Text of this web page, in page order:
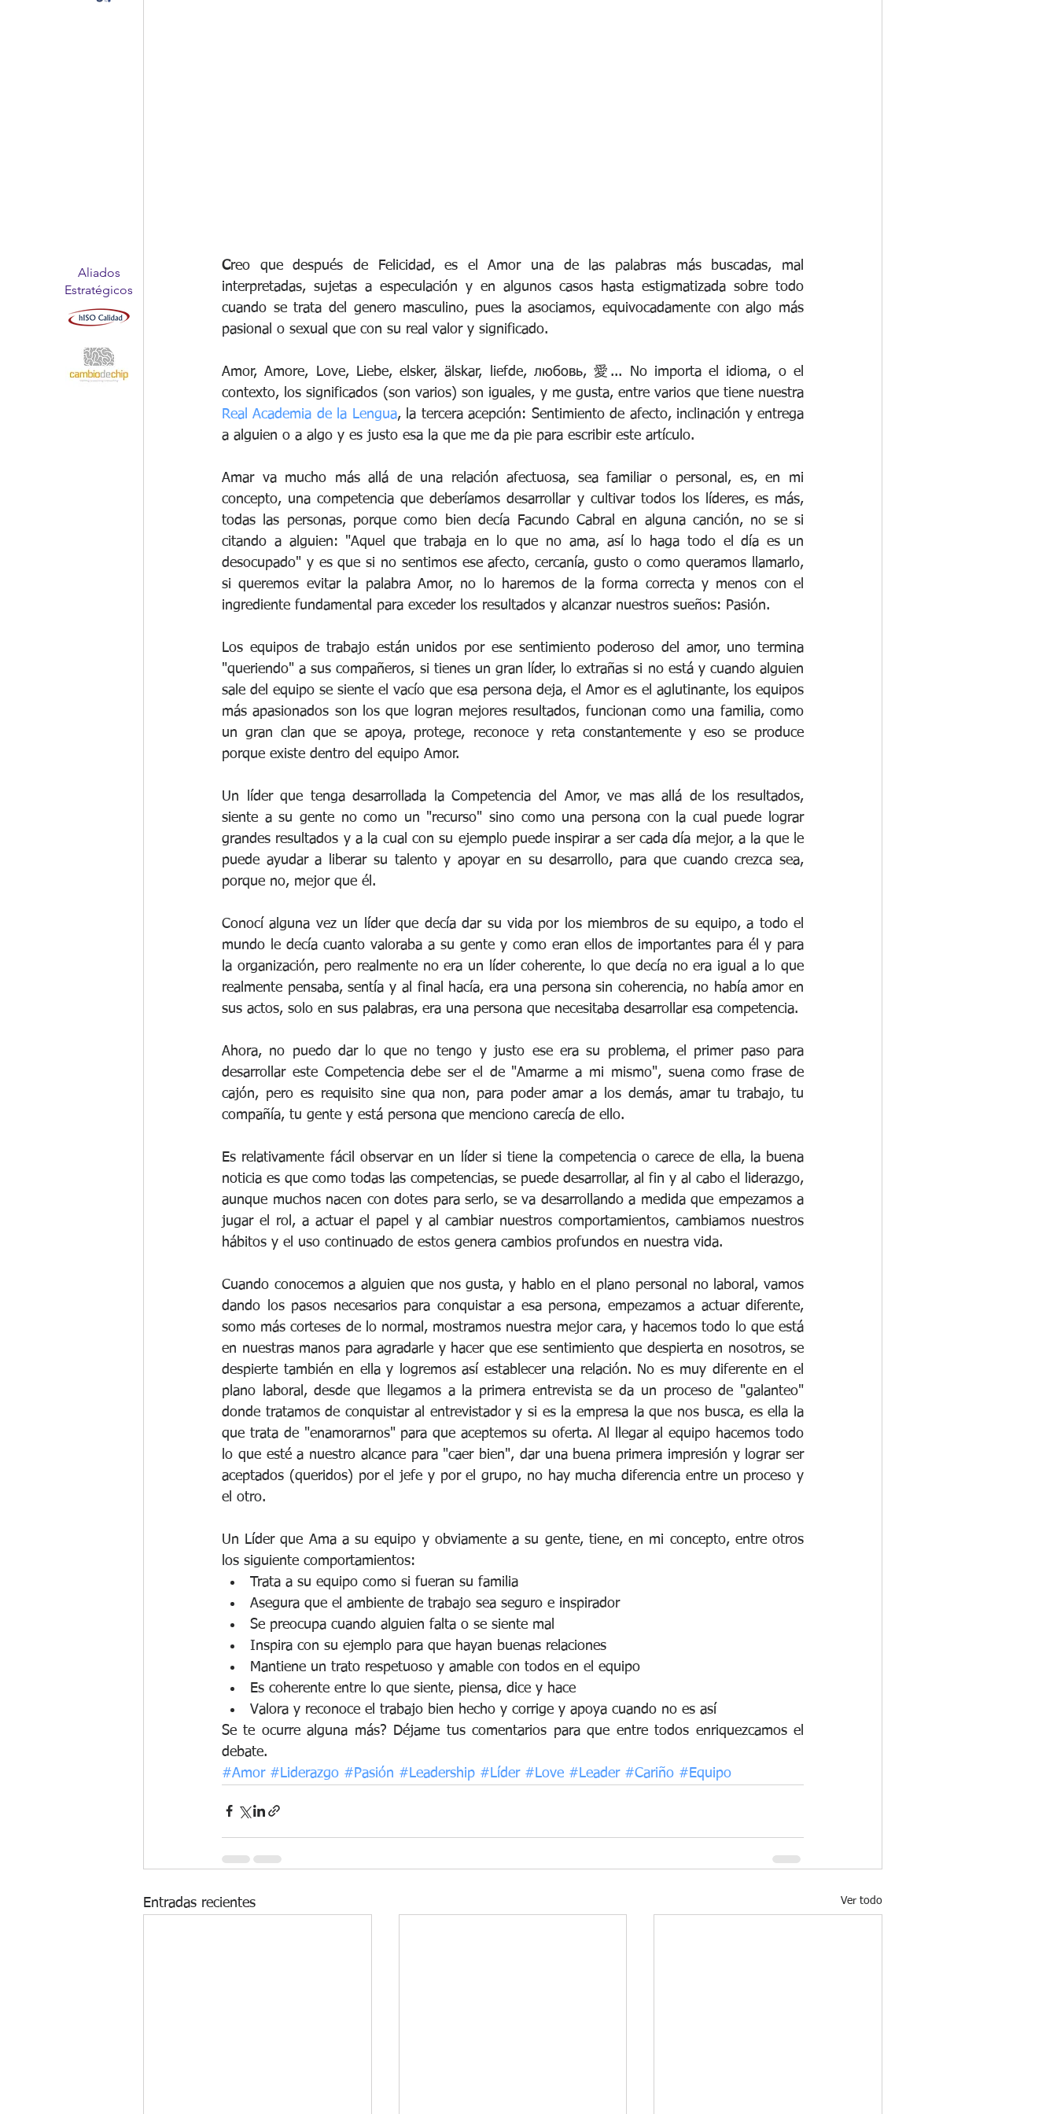
Creo que después de Felicidad, es el Amor una de las palabras más buscadas, mal
interpretadas, sujetas a especulación y en algunos casos hasta estigmatizada sobre todo
cuando se trata del genero masculino, pues la asociamos, equivocadamente con algo más
pasional o sexual que con su real valor y significado.
Amor, Amore, Love, Liebe, elsker, älskar, liefde, любовь, 愛... No importa el idioma, o el
Real Academia de la Lengua, la tercera acepción: Sentimiento de afecto, inclinación y entrega
a alguien o a algo y es justo esa la que me da pie para escribir este artículo.
Amar va mucho más allá de una relación afectuosa, sea familiar o personal, es, en mi
concepto, una competencia que deberíamos desarrollar y cultivar todos los líderes, es más,
todas las personas, porque como bien decía Facundo Cabral en alguna canción, no se si
citando a alguien: "Aquel que trabaja en lo que no ama, así lo haga todo el día es un
desocupado" y es que si no sentimos ese afecto, cercanía, gusto o como queramos llamarlo,
si queremos evitar la palabra Amor, no lo haremos de la forma correcta y menos con el
ingrediente fundamental para exceder los resultados y alcanzar nuestros sueños: Pasión.
Los equipos de trabajo están unidos por ese sentimiento poderoso del amor, uno termina
"queriendo" a sus compañeros, si tienes un gran líder, lo extrañas si no está y cuando alguien
sale del equipo se siente el vacío que esa persona deja, el Amor es el aglutinante, los equipos
más apasionados son los que logran mejores resultados, funcionan como una familia, como
un gran clan que se apoya, protege, reconoce y reta constantemente y eso se produce
porque existe dentro del equipo Amor.
Un líder que tenga desarrollada la Competencia del Amor, ve mas allá de los resultados,
siente a su gente no como un "recurso" sino como una persona con la cual puede lograr
grandes resultados y a la cual con su ejemplo puede inspirar a ser cada día mejor, a la que le
puede ayudar a liberar su talento y apoyar en su desarrollo, para que cuando crezca sea,
porque no, mejor que él.
Conocí alguna vez un líder que decía dar su vida por los miembros de su equipo, a todo el
mundo le decía cuanto valoraba a su gente y como eran ellos de importantes para él y para
la organización, pero realmente no era un líder coherente, lo que decía no era igual a lo que
realmente pensaba, sentía y al final hacía, era una persona sin coherencia, no había amor en
sus actos, solo en sus palabras, era una persona que necesitaba desarrollar esa competencia.
Ahora, no puedo dar lo que no tengo y justo ese era su problema, el primer paso para
desarrollar este Competencia debe ser el de "Amarme a mi mismo", suena como frase de
cajón, pero es requisito sine qua non, para poder amar a los demás, amar tu trabajo, tu
compañía, tu gente y está persona que menciono carecía de ello.
Es relativamente fácil observar en un líder si tiene la competencia o carece de ella, la buena
noticia es que como todas las competencias, se puede desarrollar, al fin y al cabo el liderazgo,
aunque muchos nacen con dotes para serlo, se va desarrollando a medida que empezamos a
jugar el rol, a actuar el papel y al cambiar nuestros comportamientos, cambiamos nuestros
hábitos y el uso continuado de estos genera cambios profundos en nuestra vida.
Cuando conocemos a alguien que nos gusta, y hablo en el plano personal no laboral, vamos
dando los pasos necesarios para conquistar a esa persona, empezamos a actuar diferente,
somo más corteses de lo normal, mostramos nuestra mejor cara, y hacemos todo lo que está
en nuestras manos para agradarle y hacer que ese sentimiento que despierta en nosotros, se
despierte también en ella y logremos así establecer una relación. No es muy diferente en el
plano laboral, desde que llegamos a la primera entrevista se da un proceso de "galanteo"
donde tratamos de conquistar al entrevistador y si es la empresa la que nos busca, es ella la
que trata de "enamorarnos" para que aceptemos su oferta. Al llegar al equipo hacemos todo
lo que esté a nuestro alcance para "caer bien", dar una buena primera impresión y lograr ser
aceptados (queridos) por el jefe y por el grupo, no hay mucha diferencia entre un proceso y
el otro.
Un Líder que Ama a su equipo y obviamente a su gente, tiene, en mi concepto, entre otros
los siguiente comportamientos:
Trata a su equipo como si fueran su familia
Asegura que el ambiente de trabajo sea seguro e inspirador
Se preocupa cuando alguien falta o se siente mal
Inspira con su ejemplo para que hayan buenas relaciones
Mantiene un trato respetuoso y amable con todos en el equipo
Es coherente entre lo que siente, piensa, dice y hace
Valora y reconoce el trabajo bien hecho y corrige y apoya cuando no es así
Se te ocurre alguna más? Déjame tus comentarios para que entre todos enriquezcamos el
debate.
#Amor #Liderazgo #Pasión #Leadership #Líder #Love #Leader #Cariño #Equipo
Entradas recientes Ver todo
Aliados
Estratégicos